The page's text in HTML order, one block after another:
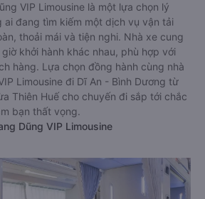
VIP Limousine là một lựa chọn lý
ai đang tìm kiếm một dịch vụ vận tải
thoải mái và tiện nghi. Nhà xe cung
khởi hành khác nhau, phù hợp với
hàng. Lựa chọn đồng hành cùng nhà
Limousine đi Dĩ An - Bình Dương từ
Thiên Huế cho chuyến đi sắp tới chắc
bạn thất vọng.
Dũng VIP Limousine